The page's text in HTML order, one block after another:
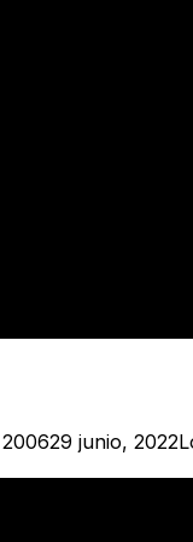
29 junio, 2022